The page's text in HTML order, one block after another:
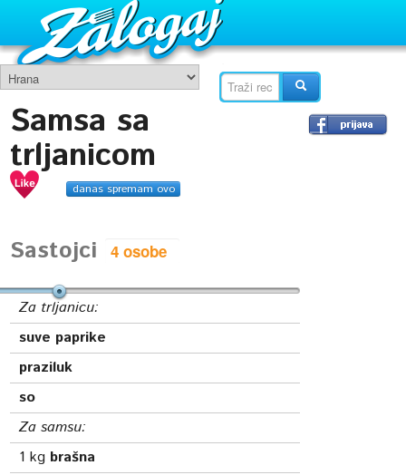
Samsa sa
trljanicom
danas spremam ovo
Sastojci
Za trljanicu:
suve paprike
praziluk
so
Za samsu:
1 kg brašna